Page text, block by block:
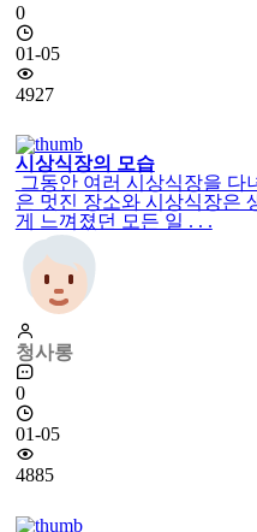
0
01-05
4927
시상식장의 모습
그동안 여러 시상식장을 다
은 멋진 장소와 시상식장은
게 느껴졌던 모든 일 . . .
청사롱
0
01-05
4885